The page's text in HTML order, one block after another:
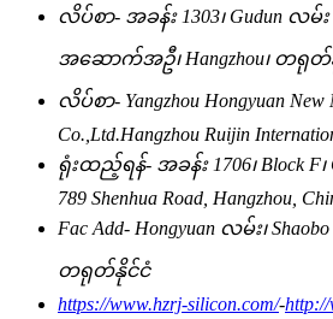
လိပ်စာ- အခန်း 1303၊ Gudun လမ်း
အဆောက်အဦ၊ Hangzhou၊ တရုတ်
လိပ်စာ- Yangzhou Hongyuan New
Co.,Ltd.Hangzhou Ruijin
ရုံးထည့်ရန်- အခန်း 1706၊ Block F၊
789 Shenhua Road, Hangzhou,
Fac Add- Hongyuan လမ်း၊
တရုတ်နိုင်ငံ
https://www.hzrj-silicon.com/-http://